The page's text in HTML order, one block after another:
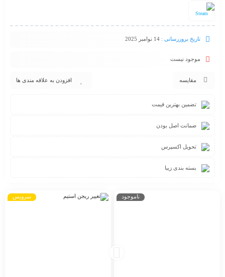
Steam
تاریخ بروزرسانی : 14 نوامبر 2025
موجود نیست
مقایسه افزودن به علاقه مندی ها
تضمین بهترین قیمت
ضمانت اصل بودن
تحویل اکسپرس
بسته بندی زیبا
ناموجود سرویس